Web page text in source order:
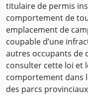
titulaire de permis
comportement de
emplacement de
coupable d’une
autres occupants de
consulter cette loi et
comportement dans
des parcs